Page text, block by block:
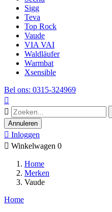
Sigg
Teva
Top Rock
Vaude
VIA VAI
Waldläufer
Warmbat
Xsensible
Bel ons: 0315-324969


Annuleren
 Inloggen
 Winkelwagen 0
Home
Merken
Vaude
Home